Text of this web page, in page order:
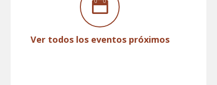
Ver todos los eventos próximos